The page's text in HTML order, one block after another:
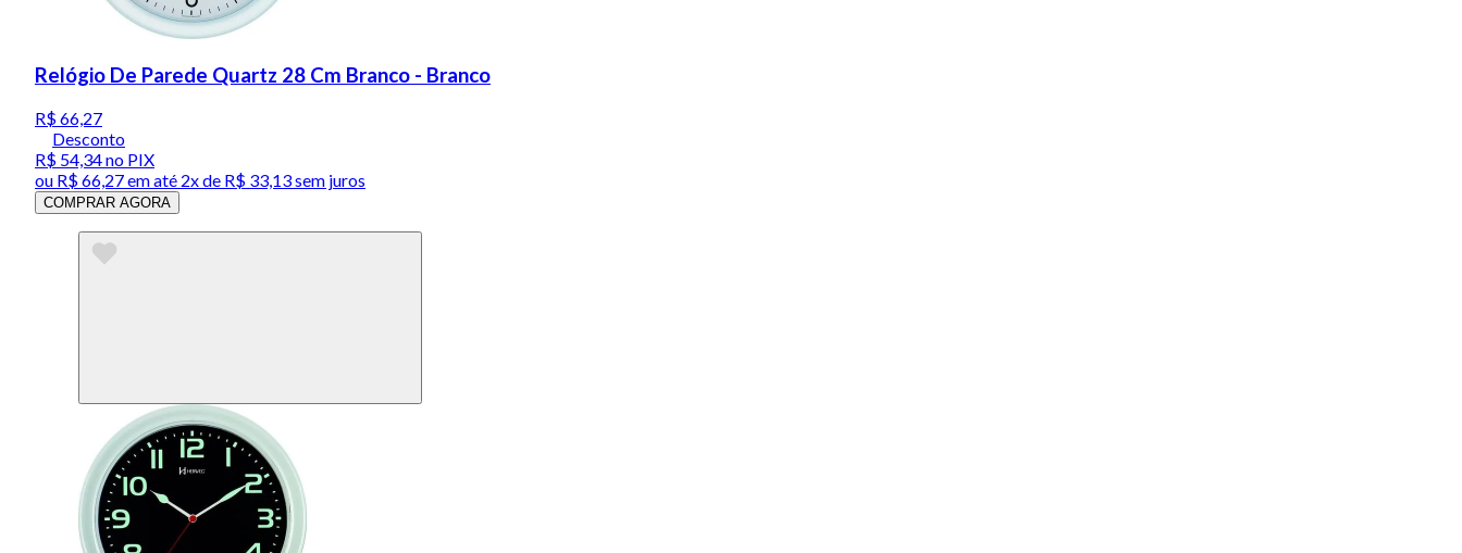
Relógio De Parede Quartz 28 Cm Branco - Branco
R$ 66,27
Desconto
R$ 54,34no PIX
ou R$ 66,27em até 2x de R$ 33,13 sem juros
COMPRAR AGORA